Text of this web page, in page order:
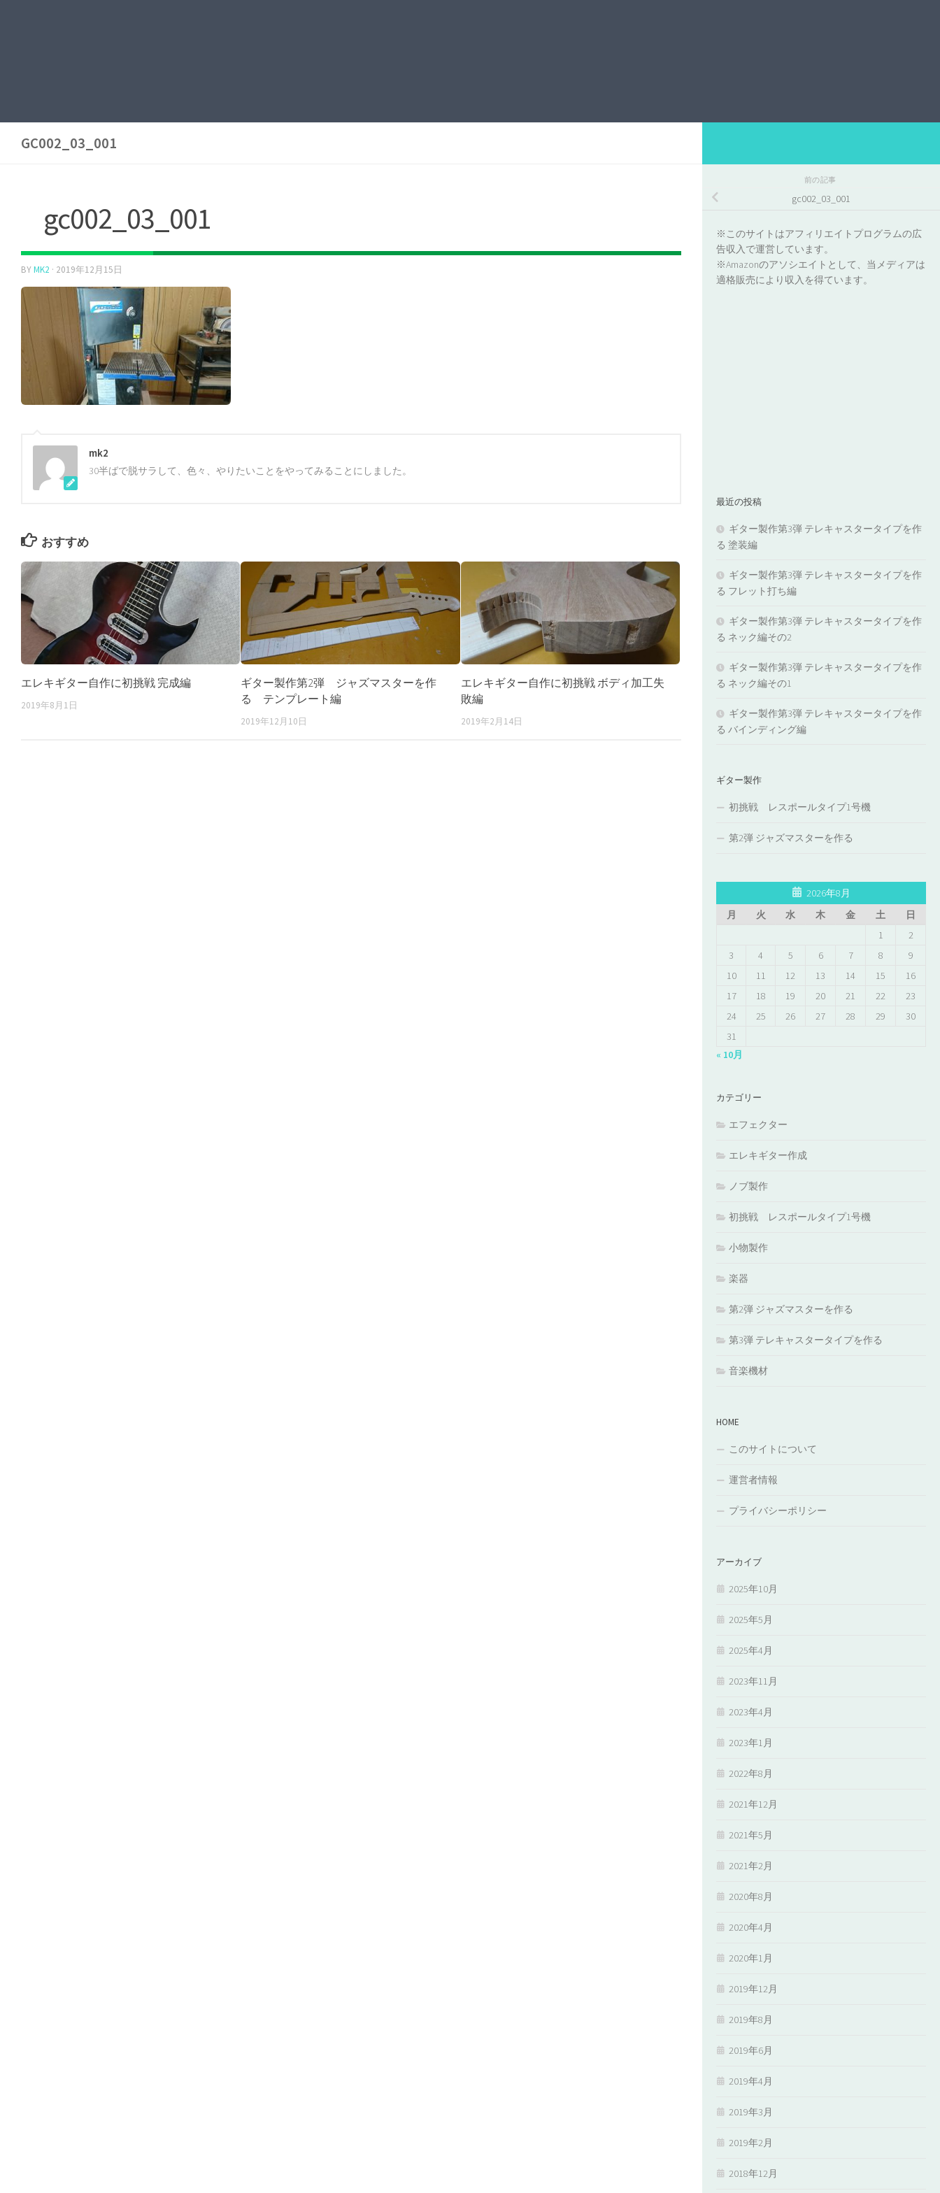
GC002_03_001
gc002_03_001
BYMK2 · 2019年12月15日
mk2
30半ばで脱サラして、色々、やりたいことをやってみることにしました。
おすすめ
エレキギター自作に初挑戦 完成編
2019年8月1日
ギター製作第2弾 ジャズマスターを作
る テンプレート編
2019年12月10日
エレキギター自作に初挑戦 ボディ加工失
敗編
2019年2月14日
前の記事
gc002_03_001
※このサイトはアフィリエイトプログラムの広
告収入で運営しています。
※Amazonのアソシエイトとして、当メディアは
適格販売により収入を得ています。
最近の投稿
ギター製作第3弾 テレキャスタータイプを作
る 塗装編
ギター製作第3弾 テレキャスタータイプを作
る フレット打ち編
ギター製作第3弾 テレキャスタータイプを作
る ネック編その2
ギター製作第3弾 テレキャスタータイプを作
る ネック編その1
ギター製作第3弾 テレキャスタータイプを作
る バインディング編
ギター製作
初挑戦 レスポールタイプ1号機
第2弾 ジャズマスターを作る
2026年8月
月
火 水 木 金 土
日
1
2
3
4 5 6 7 8
9
10
11 12 13 14 15
16
17
18 19 20 21 22
23
24
25 26 27 28 29
30
31
« 10月
カテゴリー
エフェクター
エレキギター作成
ノブ製作
初挑戦 レスポールタイプ1号機
小物製作
楽器
第2弾 ジャズマスターを作る
第3弾 テレキャスタータイプを作る
音楽機材
HOME
このサイトについて
運営者情報
プライバシーポリシー
アーカイブ
2025年10月
2025年5月
2025年4月
2023年11月
2023年4月
2023年1月
2022年8月
2021年12月
2021年5月
2021年2月
2020年8月
2020年4月
2020年1月
2019年12月
2019年8月
2019年6月
2019年4月
2019年3月
2019年2月
2018年12月